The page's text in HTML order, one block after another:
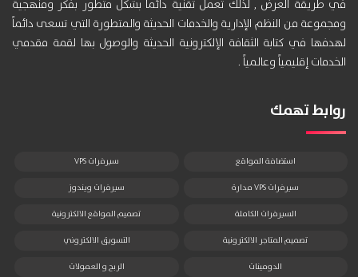
في طريقة العرض , لذلك تعمل تقنية دائماً بشكل متطور بفكر ومنهجية
ومجموعة من النظم الإدارية والخدمات الحديثة والمتطورة التي تسعى دائماً
لهدفها في كتابة الثقافة الإلكترونية الحديثة والوصول بها لقمة مقدمي
الخدمات إقليمياً وعالمياً .
روابط تهمك
استضافة المواقع سيرفرات VPS
سيرفرات VPS مدارة سيرفرات ويندوز
السيرفرات الكاملة تصميم المواقع الالكترونية
تصميم المتاجر الالكترونية التسويق الالكتروني
الدومينات الربح و العمولات